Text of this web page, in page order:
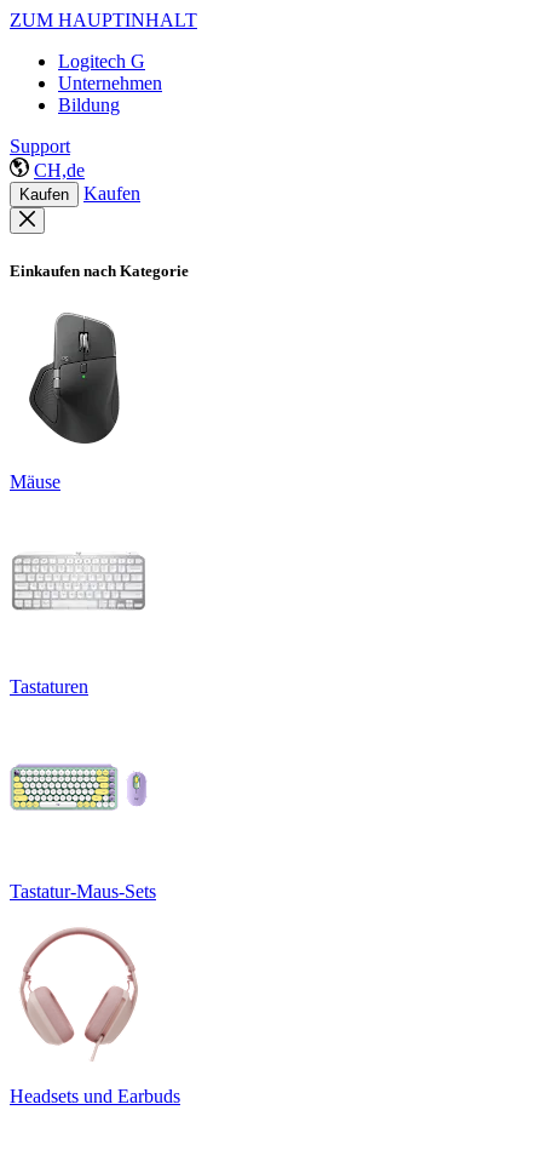
ZUM HAUPTINHALT
Logitech G
Unternehmen
Bildung
Support
CH,de
Kaufen Kaufen
Einkaufen nach Kategorie
Mäuse
Tastaturen
Tastatur-Maus-Sets
Headsets und Earbuds